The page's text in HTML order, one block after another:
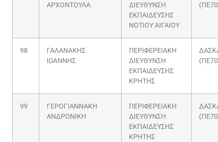
ΑΡΧΟΝΤΟΥΛΑ
ΔΙΕΥΘΥΝΣΗ
ΕΚΠΑΙΔΕΥΣΗΣ
ΝΟΤΙΟΥ ΑΙΓΑΙΟΥ
98
ΓΑΛΑΝΑΚΗΣ
ΙΩΑΝΝΗΣ
ΠΕΡΙΦΕΡΕΙΑΚΗ
ΔΙΕΥΘΥΝΣΗ
ΕΚΠΑΙΔΕΥΣΗΣ
ΚΡΗΤΗΣ
99
ΓΕΡΟΓΙΑΝΝΑΚΗ
ΑΝΔΡΟΝΙΚΗ
ΠΕΡΙΦΕΡΕΙΑΚΗ
ΔΙΕΥΘΥΝΣΗ
ΕΚΠΑΙΔΕΥΣΗΣ
ΚΡΗΤΗΣ